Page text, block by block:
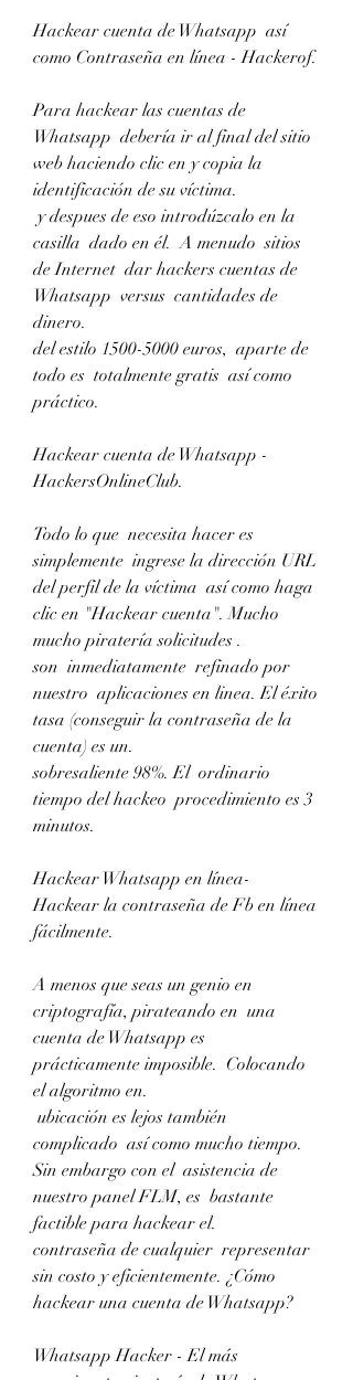
Hackear cuenta de Whatsapp  así
como Contraseña en línea - Hackerof.
Para hackear las cuentas de
Whatsapp  debería ir al final del sitio
web haciendo clic en y copia la
identificación de su víctima.
casilla  dado en él.  A menudo  sitios
de Internet  dar hackers cuentas de
Whatsapp  versus  cantidades de
dinero.
del estilo 1500-5000 euros,  aparte de
todo es  totalmente gratis  así como
práctico.
Hackear cuenta de Whatsapp -
HackersOnlineClub.
Todo lo que  necesita hacer es
simplemente  ingrese la dirección URL
del perfil de la víctima  así como haga
clic en "Hackear cuenta". Mucho
mucho piratería solicitudes .
son  inmediatamente  refinado por
nuestro  aplicaciones en linea. El éxito
tasa (conseguir la contraseña de la
cuenta) es un.
sobresaliente 98%. El  ordinario
tiempo del hackeo  procedimiento es 3
minutos.
Hackear Whatsapp en línea-
Hackear la contraseña de Fb en línea
fácilmente.
A menos que seas un genio en
criptografía, pirateando en  una
cuenta de Whatsapp es
prácticamente imposible.  Colocando
el algoritmo en.
complicado  así como mucho tiempo.
Sin embargo con el  asistencia de
nuestro panel FLM, es  bastante
factible para hackear el.
contraseña de cualquier  representar
sin costo y eficientemente. ¿Cómo
hackear una cuenta de Whatsapp?
Whatsapp Hacker - El más